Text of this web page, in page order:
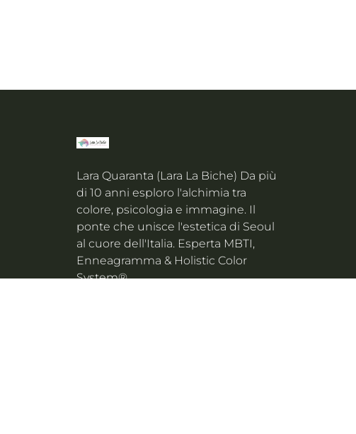
Lara Quaranta (Lara La Biche) Da più
di 10 anni esploro l'alchimia tra
colore, psicologia e immagine. Il
ponte che unisce l'estetica di Seoul
al cuore dell'Italia. Esperta MBTI,
Enneagramma & Holistic Color
System®.